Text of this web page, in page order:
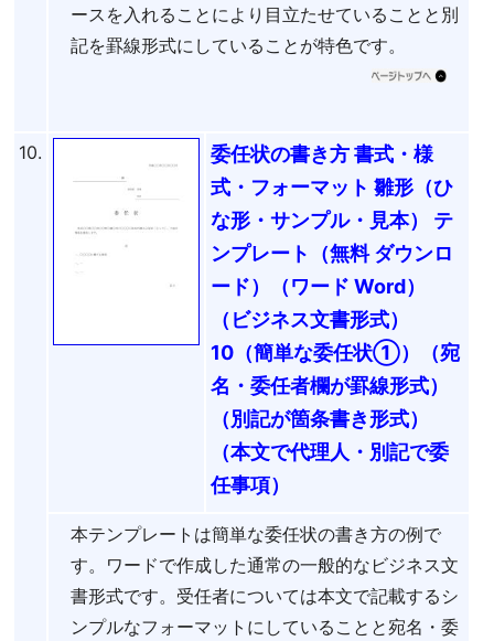
ースを入れることにより目立たせていることと別
記を罫線形式にしていることが特色です。
10.
委任状の書き方 書式・様
式・フォーマット 雛形（ひ
な形・サンプル・見本） テ
ンプレート（無料 ダウンロ
ード）（ワード Word）
（ビジネス文書形式）
10（簡単な委任状①）（宛
名・委任者欄が罫線形式）
（別記が箇条書き形式）
（本文で代理人・別記で委
任事項）
本テンプレートは簡単な委任状の書き方の例で
す。ワードで作成した通常の一般的なビジネス文
書形式です。受任者については本文で記載するシ
ンプルなフォーマットにしていることと宛名・委